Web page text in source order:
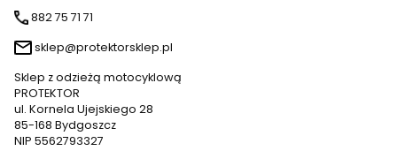
882 75 71 71
sklep@protektorsklep.pl
Sklep z odzieżą motocyklową
PROTEKTOR
ul. Kornela Ujejskiego 28
85-168 Bydgoszcz
NIP 5562793327